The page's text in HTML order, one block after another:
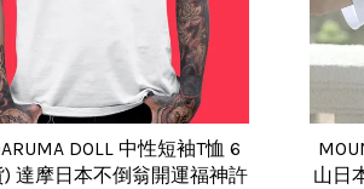
DOLL 中性短袖T恤 6
) 達摩日本不倒翁開運福神許
山日